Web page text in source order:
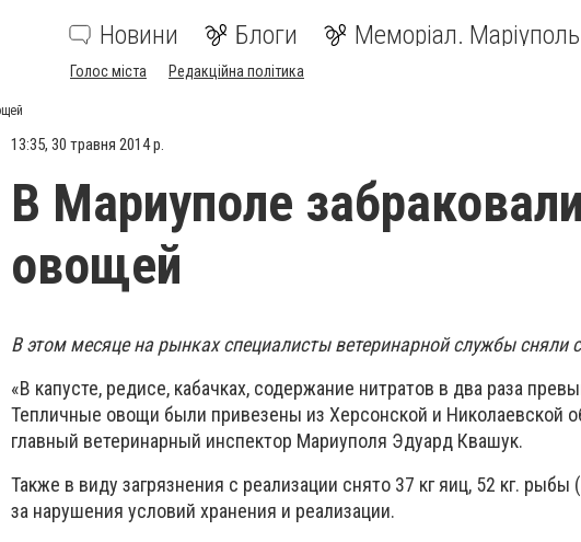
Новини Блоги Меморіал. Маріуполь
Голос міста Редакційна політика
13:35, 30 травня 2014 р.
В Мариуполе
овощей
В этом месяце на рынках специалисты ветеринарной службы сняли
«В капусте, редисе, кабачках, содержание нитратов в два раза
Тепличные овощи были привезены из Херсонской и Николаевской
главный ветеринарный инспектор Мариуполя Эдуард Квашук.
Также в виду загрязнения с реализации снято 37 кг яиц, 52 кг. рыбы
за нарушения условий хранения и реализации.